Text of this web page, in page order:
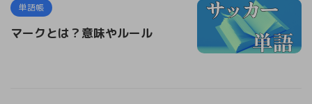
単語帳
マークとは？意味やルール